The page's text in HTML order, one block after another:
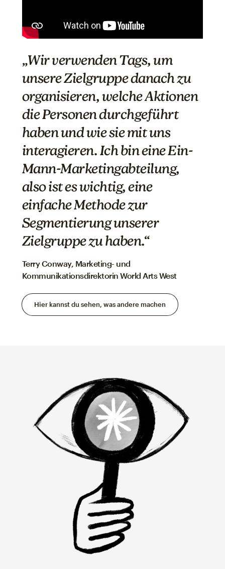
„Wir verwenden Tags, um
unsere Zielgruppe danach zu
organisieren, welche Aktionen
die Personen durchgeführt
haben und wie sie mit uns
interagieren. Ich bin eine Ein-
Mann-Marketingabteilung,
also ist es wichtig, eine
einfache Methode zur
Segmentierung unserer
Zielgruppe zu haben.“
Terry Conway, Marketing- und
Kommunikationsdirektorin World Arts West
Hier kannst du sehen, was andere machen